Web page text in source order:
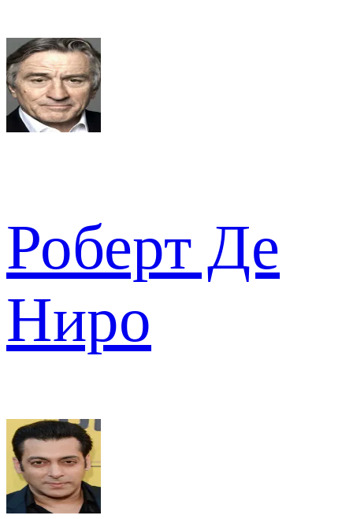
Роберт Де
Ниро